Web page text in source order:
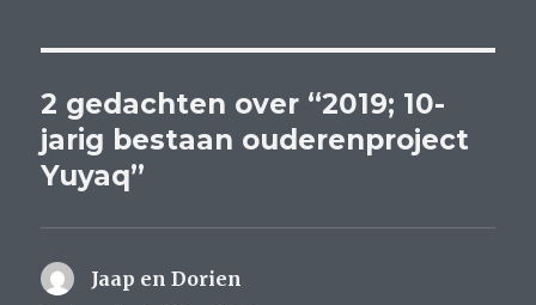
2 gedachten over “2019; 10-
jarig bestaan ouderenproject
Yuyaq”
Jaap en Dorien